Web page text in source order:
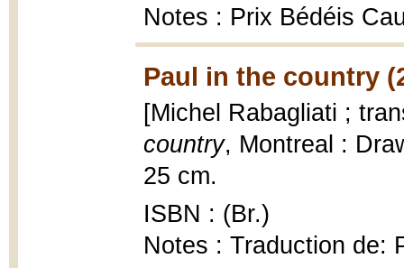
Notes : Prix Bédéis
Paul in the country
[Michel Rabagliati ;
country, Montreal :
25 cm.
ISBN : (Br.)
Notes : Traduction de: